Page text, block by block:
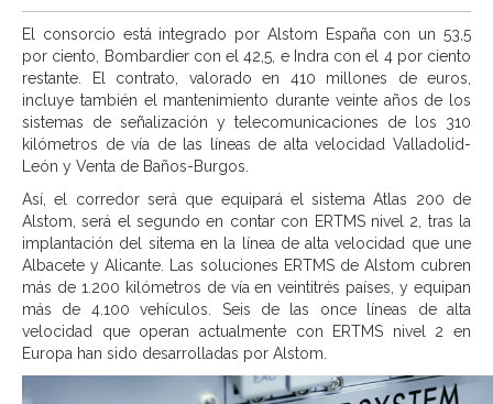
El consorcio está integrado por Alstom España con un 53,5
por ciento, Bombardier con el 42,5, e Indra con el 4 por ciento
restante. El contrato, valorado en 410 millones de euros,
incluye también el mantenimiento durante veinte años de los
sistemas de señalización y telecomunicaciones de los 310
kilómetros de vía de las líneas de alta velocidad Valladolid-
León y Venta de Baños-Burgos.
Así, el corredor será que equipará el sistema Atlas 200 de
Alstom, será el segundo en contar con ERTMS nivel 2, tras la
implantación del sitema en la línea de alta velocidad que une
Albacete y Alicante. Las soluciones ERTMS de Alstom cubren
más de 1.200 kilómetros de vía en veintitrés países, y equipan
más de 4.100 vehículos. Seis de las once líneas de alta
velocidad que operan actualmente con ERTMS nivel 2 en
Europa han sido desarrolladas por Alstom.